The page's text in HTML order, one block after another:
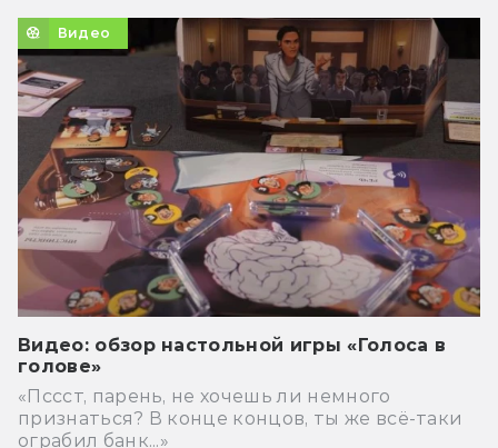
Видео
Видео: обзор настольной игры «Голоса в
голове»
«Пссст, парень, не хочешь ли немного
признаться? В конце концов, ты же всё-таки
ограбил банк...»